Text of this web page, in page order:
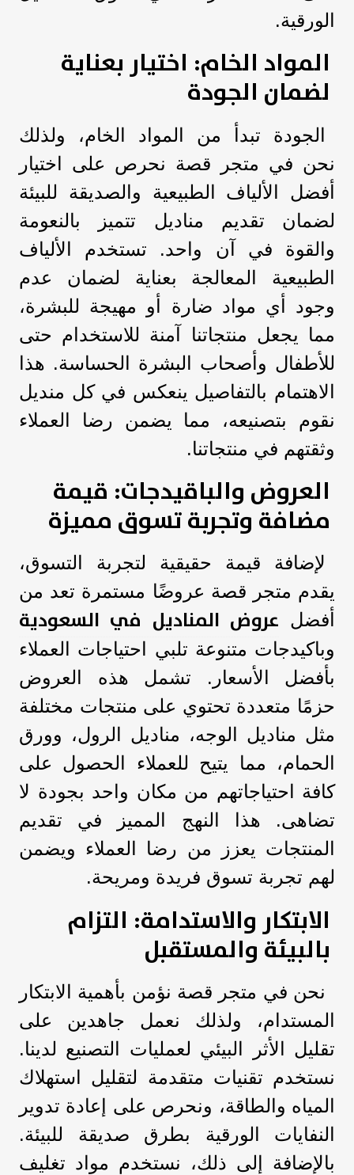
الورقية.
المواد الخام: اختيار بعناية
لضمان الجودة
الجودة تبدأ من المواد الخام، ولذلك
نحن في متجر قصة نحرص على اختيار
أفضل الألياف الطبيعية والصديقة للبيئة
لضمان تقديم مناديل تتميز بالنعومة
والقوة في آن واحد. تستخدم الألياف
الطبيعية المعالجة بعناية لضمان عدم
وجود أي مواد ضارة أو مهيجة للبشرة،
مما يجعل منتجاتنا آمنة للاستخدام حتى
للأطفال وأصحاب البشرة الحساسة. هذا
الاهتمام بالتفاصيل ينعكس في كل منديل
نقوم بتصنيعه، مما يضمن رضا العملاء
وثقتهم في منتجاتنا.
العروض والباقيدجات: قيمة
مضافة وتجربة تسوق مميزة
لإضافة قيمة حقيقية لتجربة التسوق،
يقدم متجر قصة عروضًا مستمرة تعد من
أفضل عروض المناديل في السعودية
وباكيدجات متنوعة تلبي احتياجات العملاء
بأفضل الأسعار. تشمل هذه العروض
حزمًا متعددة تحتوي على منتجات مختلفة
مثل مناديل الوجه، مناديل الرول، وورق
الحمام، مما يتيح للعملاء الحصول على
كافة احتياجاتهم من مكان واحد بجودة لا
تضاهى. هذا النهج المميز في تقديم
المنتجات يعزز من رضا العملاء ويضمن
لهم تجربة تسوق فريدة ومريحة.
الابتكار والاستدامة: التزام
بالبيئة والمستقبل
نحن في متجر قصة نؤمن بأهمية الابتكار
المستدام، ولذلك نعمل جاهدين على
تقليل الأثر البيئي لعمليات التصنيع لدينا.
نستخدم تقنيات متقدمة لتقليل استهلاك
المياه والطاقة، ونحرص على إعادة تدوير
النفايات الورقية بطرق صديقة للبيئة.
بالإضافة إلى ذلك، نستخدم مواد تغليف